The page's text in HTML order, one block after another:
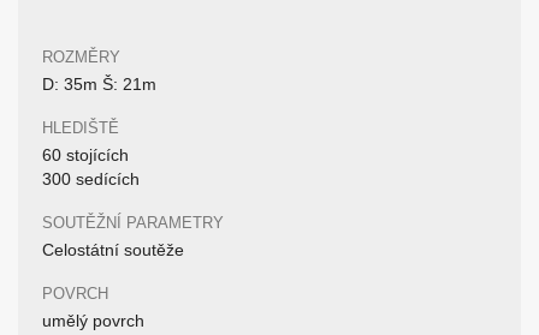
ROZMĚRY
D: 35m Š: 21m
HLEDIŠTĚ
60 stojících
300 sedících
SOUTĚŽNÍ PARAMETRY
Celostátní soutěže
POVRCH
umělý povrch